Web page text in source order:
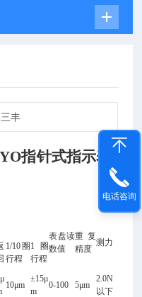
丰
指针式指示表2
表盘读
数值
重复
精度
测力
1/10 圈
行程
1
圈
行程
μ
10μm
±15μ
m
0-100 5μm
2.0N
以下
电话咨询